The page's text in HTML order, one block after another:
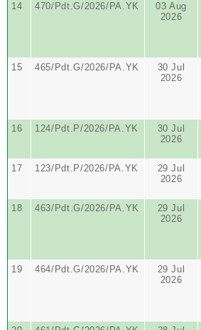
14
470/Pdt.G/2026/PA.YK
03 Aug
2026
15
465/Pdt.G/2026/PA.YK
30 Jul
2026
16
124/Pdt.P/2026/PA.YK
30 Jul
2026
17
123/Pdt.P/2026/PA.YK
29 Jul
2026
18 463/Pdt.G/2026/PA.YK
29 Jul
2026
19
464/Pdt.G/2026/PA.YK
29 Jul
2026